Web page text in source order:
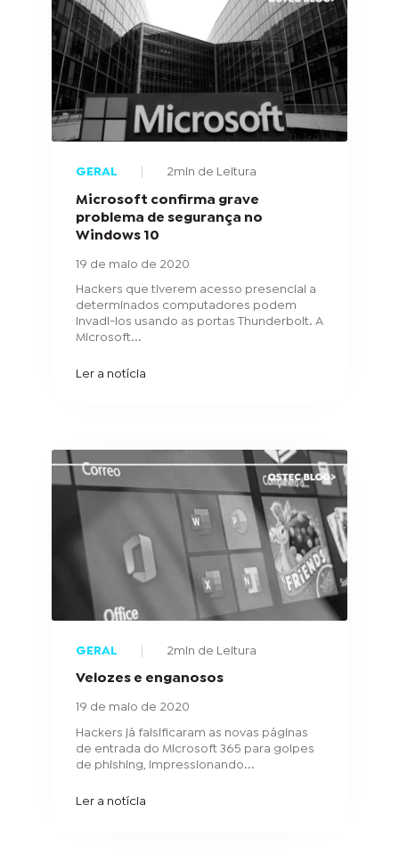
GERAL 2min de Leitura
Microsoft confirma grave
problema de segurança no
Windows 10
19 de maio de 2020
Hackers que tiverem acesso presencial a
determinados computadores podem
invadi-los usando as portas Thunderbolt. A
Microsoft...
Ler a notícia
GERAL 2min de Leitura
Velozes e enganosos
19 de maio de 2020
Hackers já falsificaram as novas páginas
de entrada do Microsoft 365 para golpes
de phishing, impressionando...
Ler a notícia